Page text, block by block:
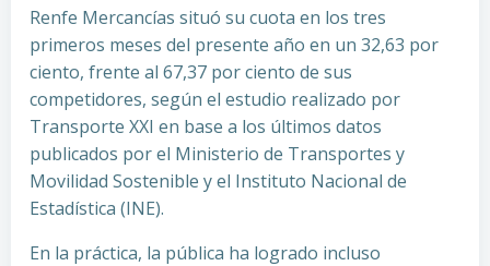
Renfe Mercancías situó su cuota en los tres
primeros meses del presente año en un 32,63 por
ciento, frente al 67,37 por ciento de sus
competidores, según el estudio realizado por
Transporte XXI en base a los últimos datos
publicados por el Ministerio de Transportes y
Movilidad Sostenible y el Instituto Nacional de
Estadística (INE).
En la práctica, la pública ha logrado incluso